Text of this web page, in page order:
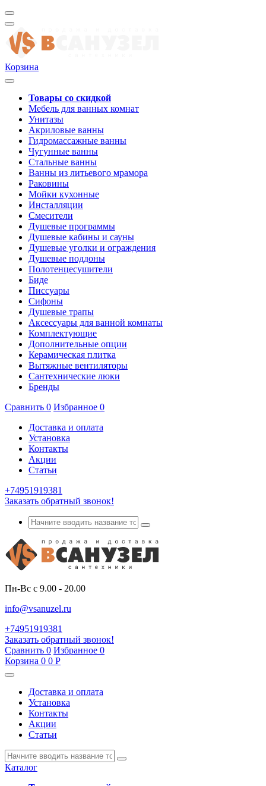
Корзина
Товары со скидкой
Мебель для ванных комнат
Унитазы
Акриловые ванны
Гидромассажные ванны
Чугунные ванны
Стальные ванны
Ванны из литьевого мрамора
Раковины
Мойки кухонные
Инсталляции
Смесители
Душевые программы
Душевые кабины и сауны
Душевые уголки и ограждения
Душевые поддоны
Полотенцесушители
Биде
Писсуары
Сифоны
Душевые трапы
Аксессуары для ванной комнаты
Комплектующие
Дополнительные опции
Керамическая плитка
Вытяжные вентиляторы
Сантехнические люки
Бренды
Сравнить 0 Избранное 0
Доставка и оплата
Установка
Контакты
Акции
Статьи
+74951919381
Заказать обратный звонок!
Пн-Вс с 9.00 - 20.00
info@vsanuzel.ru
+74951919381
Заказать обратный звонок!
Сравнить 0 Избранное 0
Корзина 0 0 Р
Доставка и оплата
Установка
Контакты
Акции
Статьи
Каталог